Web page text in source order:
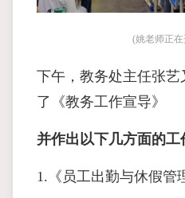
(姚老师正
下午，教务处主任张
了《教务工作宣导》
并作出以下几方面的工
1.《员工出勤与休假管